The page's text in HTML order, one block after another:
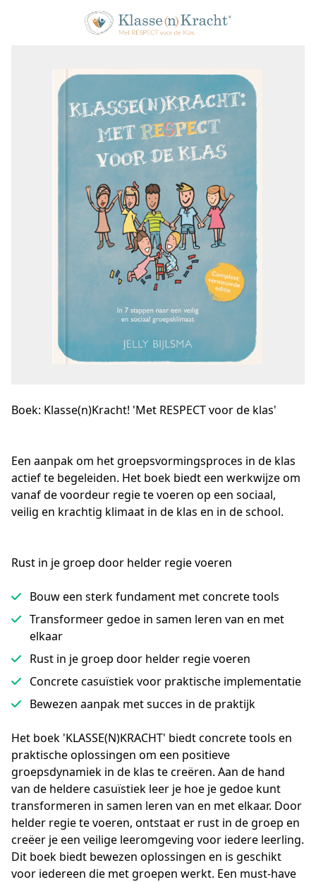
Boek: Klasse(n)Kracht! 'Met RESPECT voor de klas'
Een aanpak om het groepsvormingsproces in de klas
actief te begeleiden. Het boek biedt een werkwijze om
vanaf de voordeur regie te voeren op een sociaal,
veilig en krachtig klimaat in de klas en in de school.
Rust in je groep door helder regie voeren
Bouw een sterk fundament met concrete tools
Transformeer gedoe in samen leren van en met
elkaar
Rust in je groep door helder regie voeren
Concrete casuïstiek voor praktische implementatie
Bewezen aanpak met succes in de praktijk
Het boek 'KLASSE(N)KRACHT' biedt concrete tools en
praktische oplossingen om een positieve
groepsdynamiek in de klas te creëren. Aan de hand
van de heldere casuïstiek leer je hoe je gedoe kunt
transformeren in samen leren van en met elkaar. Door
helder regie te voeren, ontstaat er rust in de groep en
creëer je een veilige leeromgeving voor iedere leerling.
Dit boek biedt bewezen oplossingen en is geschikt
voor iedereen die met groepen werkt. Een must-have